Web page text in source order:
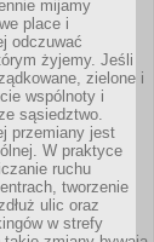
mijamy
place i
odczuwać
żyjemy. Jeśli
zielone i
wspólnoty i
sąsiedztwo.
przemiany jest
W praktyce
ruchu
tworzenie
ulic oraz
w strefy